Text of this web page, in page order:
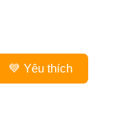
💙 Yêu thích